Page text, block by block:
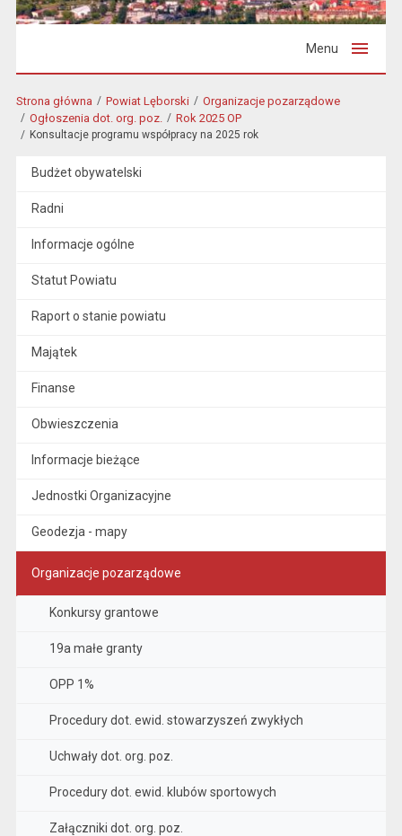
Menu
Strona główna Powiat Lęborski
Organizacje pozarządowe
Ogłoszenia dot. org. poz.
Rok 2025 OP
Konsultacje programu współpracy na 2025 rok
Budżet obywatelski
Radni
Informacje ogólne
Statut Powiatu
Raport o stanie powiatu
Majątek
Finanse
Obwieszczenia
Informacje bieżące
Jednostki Organizacyjne
Geodezja - mapy
Organizacje pozarządowe
Konkursy grantowe
19a małe granty
OPP 1%
Procedury dot. ewid. stowarzyszeń zwykłych
Uchwały dot. org. poz.
Procedury dot. ewid. klubów sportowych
Załączniki dot. org. poz.